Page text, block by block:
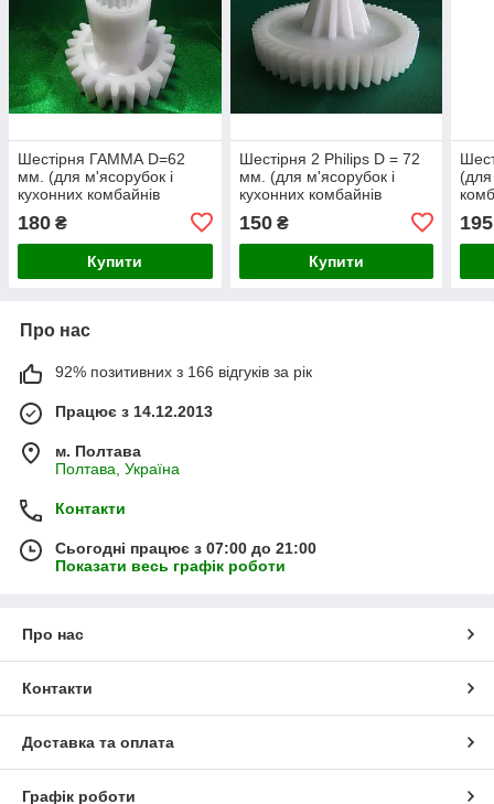
Шестірня ГАММА D=62
мм. (для м'ясорубок і
кухонних комбайнів
180 ₴
Купити
Шестірня 2 Philips D = 72
мм. (для м'ясорубок і
кухонних комбайнів
150₴
Купити
(для
195
Про нас
92% позитивних з 166 відгуків за рік
Працює з 14.12.2013
м. Полтава
Полтава, Україна
Контакти
Сьогодні працює з 07:00 до 21:00
Показати весь графік роботи
Про нас
Контакти
Доставка та оплата
Графік роботи